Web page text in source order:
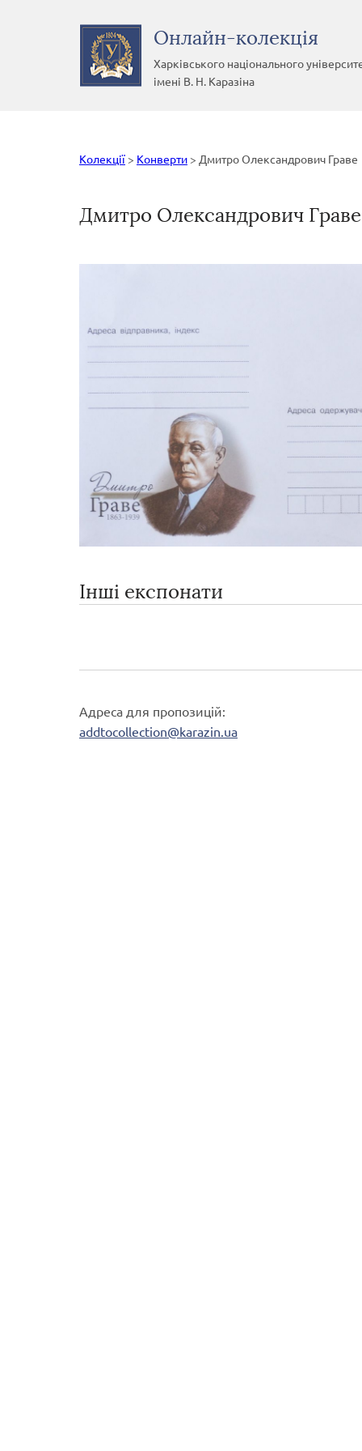
Онлайн-колекція
Харківського національного
імені В. Н. Каразіна
Колекції > Конверти > Дмитро Олександрович Граве
Дмитро Олександрович Граве
Інші експонати
Адреса для пропозицій:
addtocollection@karazin.ua